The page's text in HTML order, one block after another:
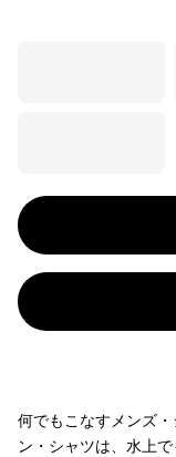
何でもこなすメンズ
ン・シャツは、水上